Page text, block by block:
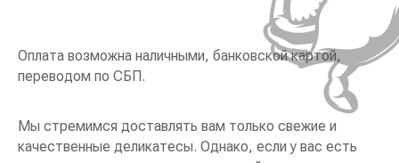
Оплата возможна наличными, банковской картой,
переводом по СБП.
Мы стремимся доставлять вам только свежие и
качественные деликатесы. Однако, если у вас есть